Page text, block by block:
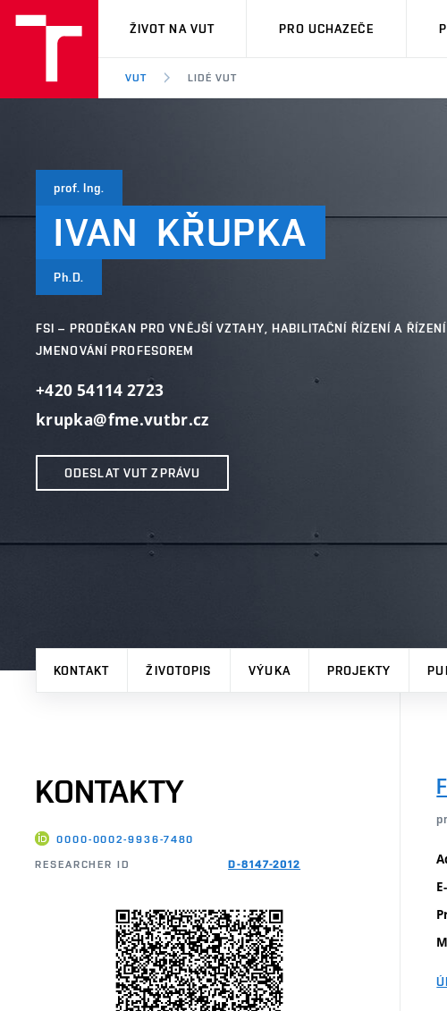
VUT
ŽIVOT NA VUT PRO UCHAZEČE
VUT LIDÉ VUT
prof. Ing.
IVAN KŘUPKA
Ph.D.
FSI – PRODĚKAN PRO VNĚJŠÍ VZTAHY, HABILITAČNÍ ŘÍZENÍ A
JMENOVÁNÍ PROFESOREM
+420 54114 2723
krupka@fme.vutbr.cz
ODESLAT VUT ZPRÁVU
KONTAKT ŽIVOTOPIS VÝUKA PROJEKTY
KONTAKTY
0000-0002-9936-7480
RESEARCHER ID D-8147-2012